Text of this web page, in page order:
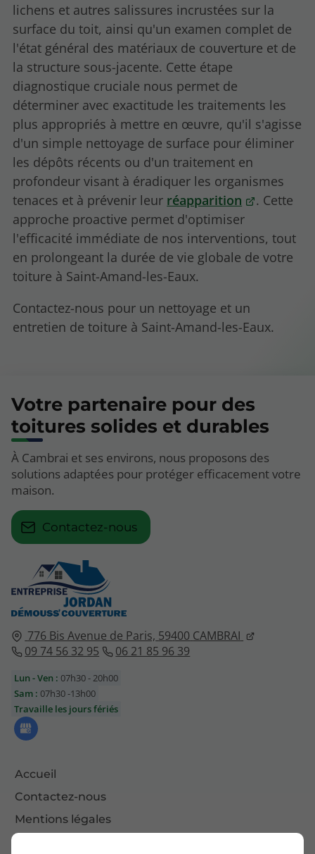
lichens et autres salissures incrustées sur la
surface du toit, ainsi qu'un examen complet de
l'état général des matériaux de couverture et de
la structure sous-jacente. Cette étape
diagnostique cruciale nous permet de
déterminer avec exactitude les traitements les
plus appropriés à mettre en œuvre, qu'il s'agisse
d'un simple nettoyage de surface pour éliminer
les dépôts récents ou d'un traitement en
profondeur visant à éradiquer les organismes
tenaces et à prévenir leur réapparition
. Cette
approche proactive permet d'optimiser
l'efficacité immédiate de nos interventions, tout
en prolongeant la durée de vie globale de votre
toiture à Saint-Amand-les-Eaux.
Contactez-nous pour un nettoyage et un
entretien de toiture à Saint-Amand-les-Eaux.
776 Bis Avenue de Paris, 59400 CAMBRAI
09 74 56 32 95
06 21 85 96 39
Lun - Ven : 07h30 - 20h00
Sam : 07h30 -13h00
Travaille les jours fériés
Accueil
Contactez-nous
Mentions légales
Votre partenaire pour des
toitures solides et durables
À Cambrai et ses environs, nous proposons des
solutions adaptées pour protéger efficacement votre
maison.
Contactez-nous